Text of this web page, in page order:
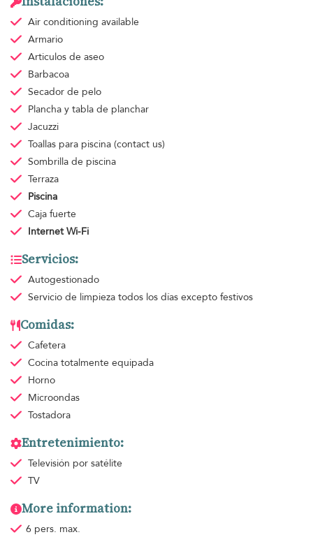
Air conditioning available
Armario
Articulos de aseo
Barbacoa
Secador de pelo
Plancha y tabla de planchar
Jacuzzi
Toallas para piscina (contact us)
Sombrilla de piscina
Terraza
Piscina
Caja fuerte
Internet Wi-Fi
Servicios:
Autogestionado
Servicio de limpieza todos los días excepto festivos
Comidas:
Cafetera
Cocina totalmente equipada
Horno
Microondas
Tostadora
Entretenimiento:
Televisión por satélite
TV
More information:
6 pers. max.